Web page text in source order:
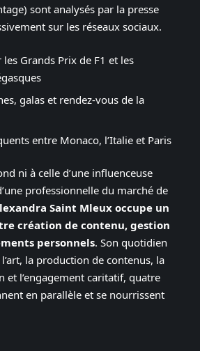
sont analysés par la presse
sur les réseaux sociaux.
Grands Prix de F1 et les
galas et rendez-vous de la
entre Monaco, l’Italie et Paris
ni à celle d’une influenceuse
professionnelle du marché de
Saint Mleux occupe un
création de contenu, gestion
personnels. Son quotidien
la production de contenus, la
et l’engagement caritatif, quatre
en parallèle et se nourrissent